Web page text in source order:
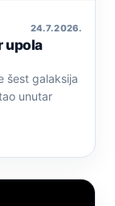
24. 7. 2026.
upola
šest galaksija
unutar